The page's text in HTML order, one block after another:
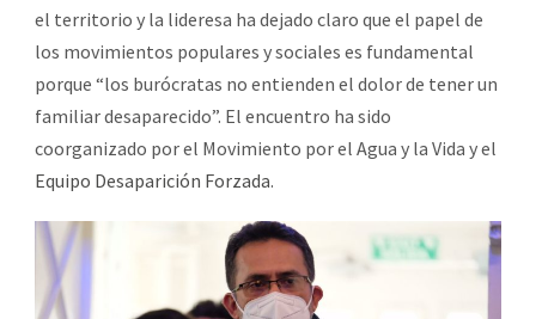
el territorio y la lideresa ha dejado claro que el papel de
los movimientos populares y sociales es fundamental
porque “los burócratas no entienden el dolor de tener un
familiar desaparecido”. El encuentro ha sido
coorganizado por el Movimiento por el Agua y la Vida y el
Equipo Desaparición Forzada.